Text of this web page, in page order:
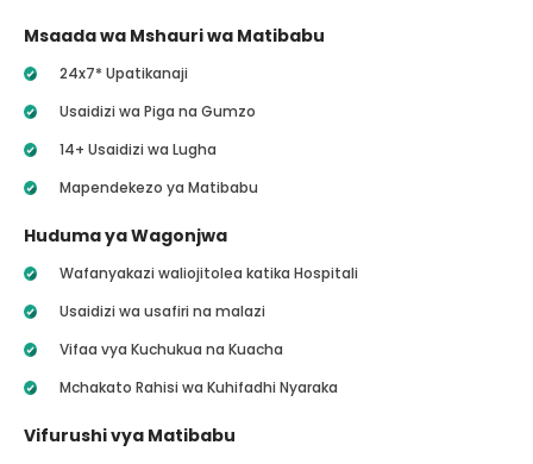
Msaada wa Mshauri wa Matibabu
24x7* Upatikanaji
Usaidizi wa Piga na Gumzo
14+ Usaidizi wa Lugha
Mapendekezo ya Matibabu
Huduma ya Wagonjwa
Wafanyakazi waliojitolea katika Hospitali
Usaidizi wa usafiri na malazi
Vifaa vya Kuchukua na Kuacha
Mchakato Rahisi wa Kuhifadhi Nyaraka
Vifurushi vya Matibabu